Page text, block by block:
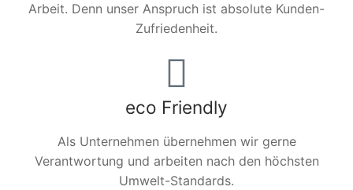
Arbeit. Denn unser Anspruch ist absolute Kunden-
Zufriedenheit.
eco Friendly
Als Unternehmen übernehmen wir gerne
Verantwortung und arbeiten nach den höchsten
Umwelt-Standards.